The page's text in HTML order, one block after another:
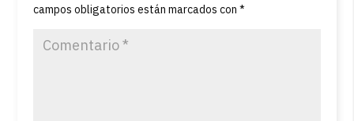
campos obligatorios están marcados con*